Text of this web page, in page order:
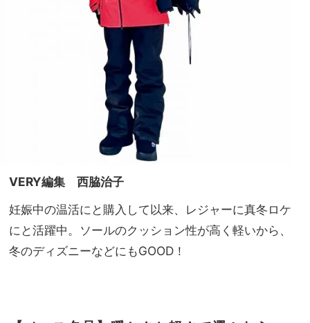
VERY編集 西脇治子
妊娠中の温活にと購入して以来、レジャーに真冬ロケ
にと活躍中。ソールのクッション性が高く軽いから、
冬のディズニーなどにもGOOD！